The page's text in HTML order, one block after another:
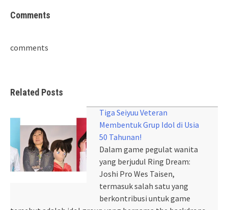
Comments
comments
Related Posts
Tiga Seiyuu Veteran
Membentuk Grup Idol di Usia
50 Tahunan!
Dalam game pegulat wanita
yang berjudul Ring Dream:
Joshi Pro Wes Taisen,
termasuk salah satu yang
berkontribusi untuk game